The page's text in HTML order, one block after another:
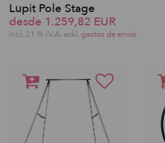
Lupit Pole Stage
desde 1.259,82 EUR
incl. 21 % I.V.A. exkl. gastos de envio